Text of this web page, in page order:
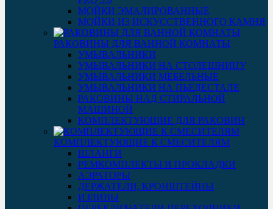
МОЙКИ ЭМАЛИРОВАННЫЕ
МОЙКИ ИЗ ИСКУССТВЕННОГО КАМНЯ
РАКОВИНЫ ДЛЯ ВАННОЙ КОМНАТЫ
УМЫВАЛЬНИКИ
УМЫВАЛЬНИКИ НА СТОЛЕШНИЦУ
УМЫВАЛЬНИКИ МЕБЕЛЬНЫЕ
УМЫВАЛЬНИКИ НА ПЬЕДЕСТАЛЕ
РАКОВИНЫ НАД СТИРАЛЬНОЙ
МАШИНОЙ
КОМПЛЕКТУЮЩИЕ ДЛЯ РАКОВИН
КОМПЛЕКТУЮЩИЕ К СМЕСИТЕЛЯМ
ШЛАНГИ
РЕМКОМПЛЕКТЫ И ПРОКЛАДКИ
АЭРАТОРЫ
ДЕРЖАТЕЛИ, КРОНШТЕЙНЫ
ИЗЛИВЫ